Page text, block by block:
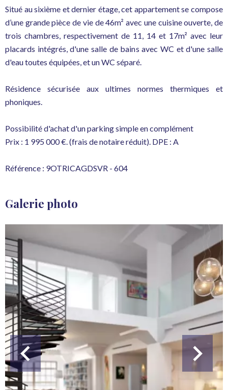
Situé au sixième et dernier étage, cet appartement se compose
d’une grande pièce de vie de 46m² avec une cuisine ouverte, de
trois chambres, respectivement de 11, 14 et 17m² avec leur
placards intégrés, d'une salle de bains avec WC et d'une salle
d'eau toutes équipées, et un WC séparé.
Résidence sécurisée aux ultimes normes thermiques et
phoniques.
Possibilité d'achat d'un parking simple en complément
Prix : 1 995 000 €. (frais de notaire réduit). DPE : A
Référence : 9OTRICAGDSVR - 604
Galerie photo